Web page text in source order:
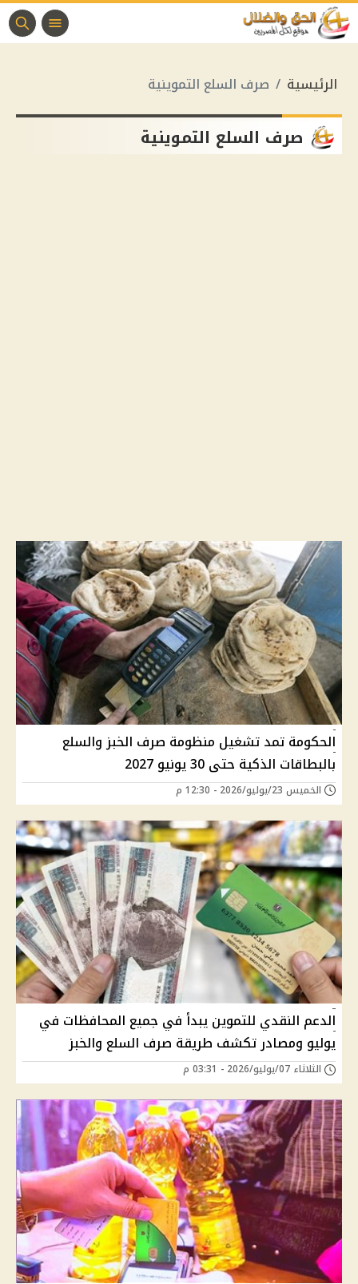
الرئيسية صرف السلع التموينية
صرف السلع التموينية
الحكومة تمد تشغيل منظومة صرف الخبز والسلع
بالبطاقات الذكية حتى 30 يونيو 2027
الخميس 23/يوليو/2026 - 12:30 م
الدعم النقدي للتموين يبدأ في جميع المحافظات في
يوليو ومصادر تكشف طريقة صرف السلع والخبز
الثلاثاء 07/يوليو/2026 - 03:31 م